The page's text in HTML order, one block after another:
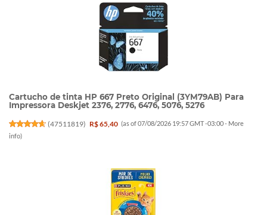
Cartucho de tinta HP 667 Preto Original (3YM79AB) Para
Impressora Deskjet 2376, 2776, 6476, 5076, 5276
(47511819) R$ 65,40 (as of 07/08/2026 19:57 GMT -03:00 - More
info)